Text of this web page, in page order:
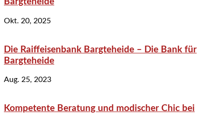
Okt. 20, 2025
Die Raiffeisenbank Bargteheide – Die Bank für
Bargteheide
Aug. 25, 2023
Kompetente Beratung und modischer Chic bei